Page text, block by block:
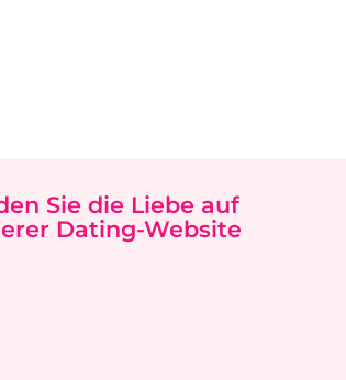
Sie die Liebe auf
Dating-Website